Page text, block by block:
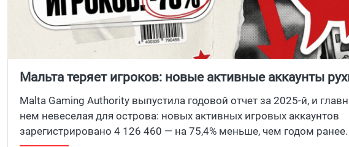
Мальта теряет игроков: новые активные аккаунты
75% за год
Malta Gaming Authority выпустила годовой отчет за 2025-й, и
нем невеселая для острова: новых активных игровых аккаунтов
зарегистрировано 4 126 460 — на 75,4% меньше, чем годом ранее.